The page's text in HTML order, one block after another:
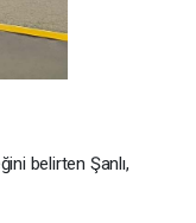
belirten Şanlı,